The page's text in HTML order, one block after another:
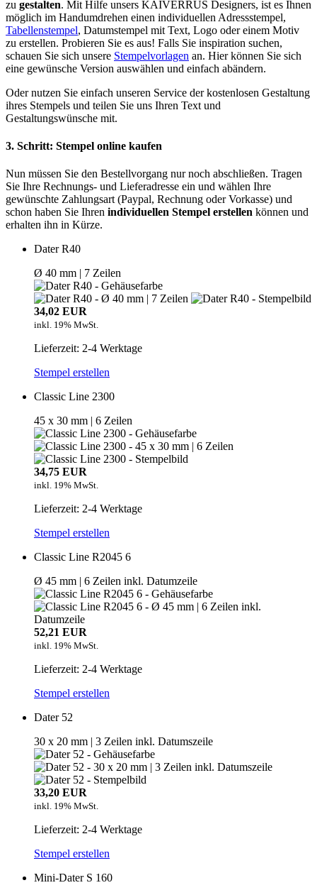
zu gestalten. Mit Hilfe unsers KAIVERRUS Designers, ist es Ihnen
möglich im Handumdrehen einen individuellen Adressstempel,
Tabellenstempel, Datumstempel mit Text, Logo oder einem Motiv
zu erstellen. Probieren Sie es aus! Falls Sie inspiration suchen,
schauen Sie sich unsere Stempelvorlagen an. Hier können Sie sich
eine gewünsche Version auswählen und einfach abändern.
Oder nutzen Sie einfach unseren Service der kostenlosen Gestaltung
ihres Stempels und teilen Sie uns Ihren Text und
Gestaltungswünsche mit.
3. Schritt: Stempel online kaufen
Nun müssen Sie den Bestellvorgang nur noch abschließen. Tragen
Sie Ihre Rechnungs- und Lieferadresse ein und wählen Ihre
gewünschte Zahlungsart (Paypal, Rechnung oder Vorkasse) und
schon haben Sie Ihren individuellen Stempel erstellen können und
erhalten ihn in Kürze.
Dater R40
Ø 40 mm | 7 Zeilen
34,02 EUR
inkl. 19% MwSt.
Lieferzeit: 2-4 Werktage
Stempel erstellen
Classic Line 2300
45 x 30 mm | 6 Zeilen
34,75 EUR
inkl. 19% MwSt.
Lieferzeit: 2-4 Werktage
Stempel erstellen
Classic Line R2045 6
Ø 45 mm | 6 Zeilen inkl. Datumzeile
52,21 EUR
inkl. 19% MwSt.
Lieferzeit: 2-4 Werktage
Stempel erstellen
Dater 52
30 x 20 mm | 3 Zeilen inkl. Datumszeile
33,20 EUR
inkl. 19% MwSt.
Lieferzeit: 2-4 Werktage
Stempel erstellen
Mini-Dater S 160